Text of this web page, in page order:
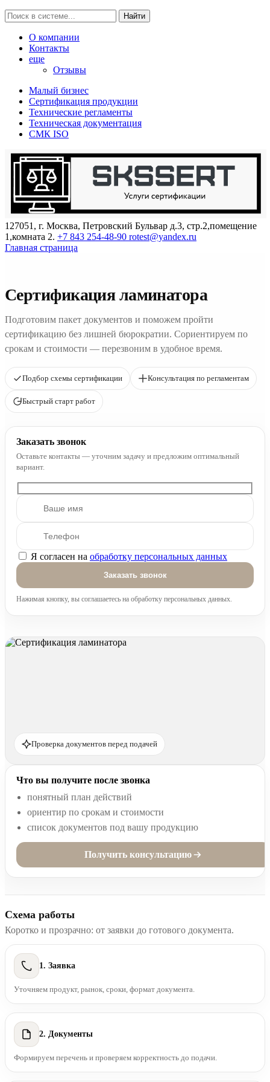
Найти
О компании
Контакты
еще
Отзывы
Малый бизнес
Сертификация продукции
Технические регламенты
Техническая документация
СМК ISO
127051, г. Москва, Петровский Бульвар д.3, стр.2,помещение
1,комната 2. +7 843 254-48-90 rotest@yandex.ru
Главная страница
Сертификация ламинатора
Подготовим пакет документов и поможем пройти
сертификацию без лишней бюрократии. Сориентируем по
срокам и стоимости — перезвоним в удобное время.
Подбор схемы сертификации Консультация по регламентам
Быстрый старт работ
Заказать звонок
Оставьте контакты — уточним задачу и предложим оптимальный
вариант.
Оставьте это поле пустым.
Я согласен на обработку персональных данных
Нажимая кнопку, вы соглашаетесь на обработку персональных данных.
Проверка документов перед подачей
Что вы получите после звонка
понятный план действий
ориентир по срокам и стоимости
список документов под вашу продукцию
Получить консультацию
Схема работы
Коротко и прозрачно: от заявки до готового документа.
1. Заявка
Уточняем продукт, рынок, сроки, формат документа.
2. Документы
Формируем перечень и проверяем корректность до подачи.